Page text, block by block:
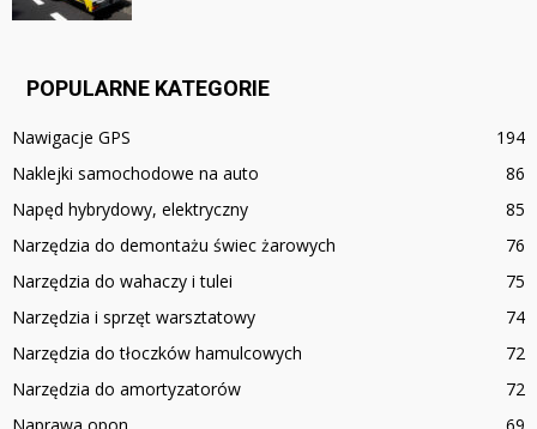
POPULARNE KATEGORIE
Nawigacje GPS
194
Naklejki samochodowe na auto
86
Napęd hybrydowy, elektryczny
85
Narzędzia do demontażu świec żarowych
76
Narzędzia do wahaczy i tulei
75
Narzędzia i sprzęt warsztatowy
74
Narzędzia do tłoczków hamulcowych
72
Narzędzia do amortyzatorów
72